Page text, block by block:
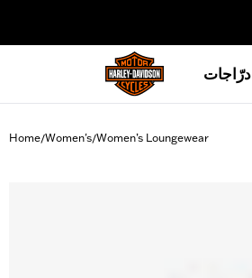
درّاجات
Home/Women's/Women’s Loungewear